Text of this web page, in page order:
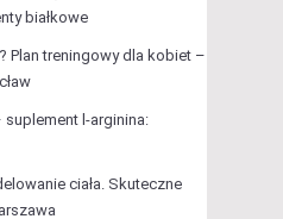
białkowe
Plan treningowy dla kobiet –
l-arginina:
ciała. Skuteczne